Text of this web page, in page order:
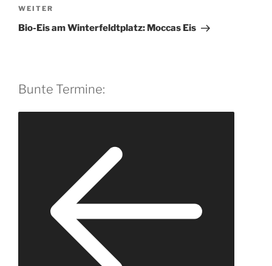
a
t
:
Nächster
Beitrag
WEITER
Bio-Eis am Winter­feldt­platz: Moccas Eis
Bunte Termine: